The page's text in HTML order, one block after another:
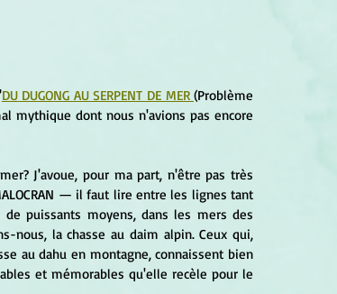
DU DUGONG AU SERPENT DE MER (Problème
mythique dont nous n'avions pas encore
— il faut lire entre les lignes tant
puissants moyens, dans les mers des
nous, la chasse au daim alpin. Ceux qui,
au dahu en montagne, connaissent bien
et mémorables qu'elle recèle pour le